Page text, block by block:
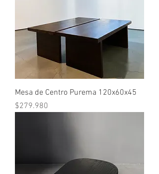
Mesa de Centro Purema 120x60x45
Precio
$279.980